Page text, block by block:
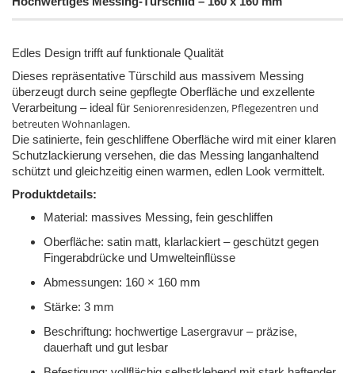
Edles Design trifft auf funktionale Qualität
Dieses repräsentative Türschild aus massivem Messing
überzeugt durch seine gepflegte Oberfläche und exzellente
Verarbeitung – ideal für Seniorenresidenzen, Pflegezentren und
betreuten Wohnanlagen.
Die satinierte, fein geschliffene Oberfläche wird mit einer klaren
Schutzlackierung versehen, die das Messing langanhaltend
schützt und gleichzeitig einen warmen, edlen Look vermittelt.
Produktdetails:
Material: massives Messing, fein geschliffen
Oberfläche: satin matt, klarlackiert – geschützt gegen
Fingerabdrücke und Umwelteinflüsse
Abmessungen: 160 × 160 mm
Stärke: 3 mm
Beschriftung: hochwertige Lasergravur – präzise,
dauerhaft und gut lesbar